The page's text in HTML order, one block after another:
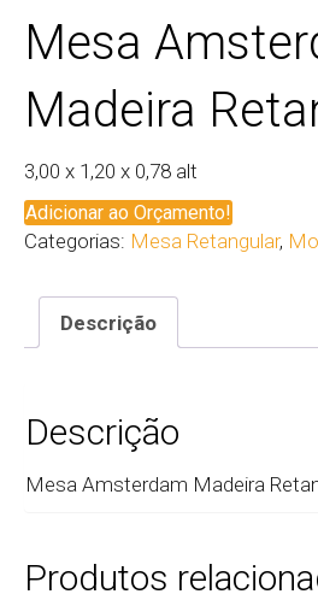
Mesa
Madeira
3,00 x 1,20 x 0,78 alt
Adicionar ao Orçamento!
Categorias: Mesa Retangular,
Descrição
Descrição
Mesa Amsterdam Madeira
Produtos